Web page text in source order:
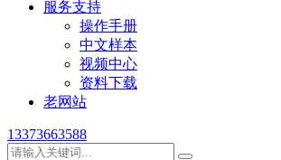
服务支持
操作手册
中文样本
视频中心
资料下载
老网站
13373663588